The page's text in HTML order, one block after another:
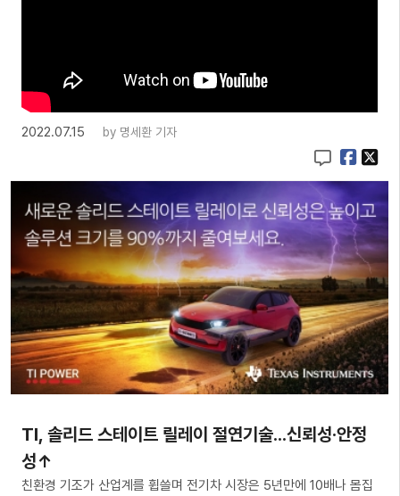
2022.07.15 by 명세환 기자
TI, 솔리드 스테이트 릴레이 절연기술...신뢰성·안정
성↑
친환경 기조가 산업계를 휩쓸며 전기차 시장은 5년만에 10배나 몸집